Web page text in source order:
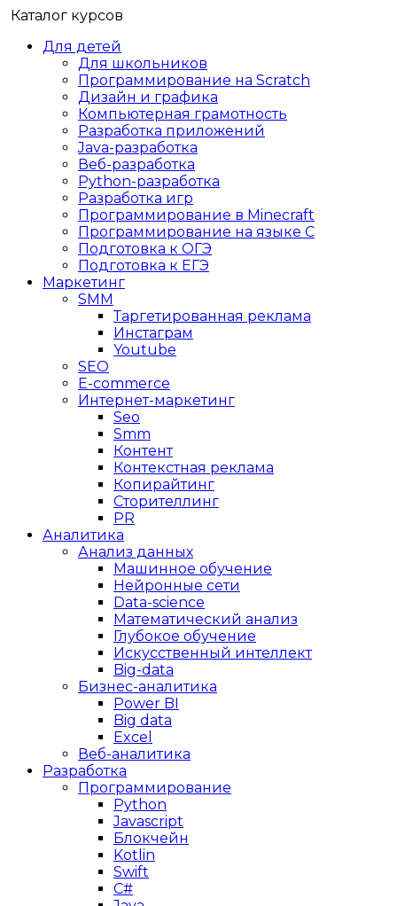
Каталог курсов
Для детей
Для школьников
Программирование на Scratch
Дизайн и графика
Компьютерная грамотность
Разработка приложений
Java-разработка
Веб-разработка
Python-разработка
Разработка игр
Программирование в Minecraft
Программирование на языке C
Подготовка к ОГЭ
Подготовка к ЕГЭ
Маркетинг
SMM
Таргетированная реклама
Инстаграм
Youtube
SEO
E-сommerce
Интернет-маркетинг
Seo
Smm
Контент
Контекстная реклама
Копирайтинг
Сторителлинг
PR
Аналитика
Анализ данных
Машинное обучение
Нейронные сети
Data-science
Математический анализ
Глубокое обучение
Искусственный интеллект
Big-data
Бизнес-аналитика
Power BI
Big data
Excel
Веб-аналитика
Разработка
Программирование
Python
Javascript
Блокчейн
Kotlin
Swift
C#